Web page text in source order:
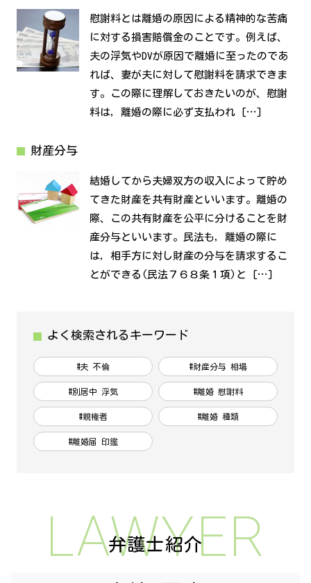
慰謝料とは離婚の原因による精神的な苦痛
に対する損害賠償金のことです。例えば、
夫の浮気やDVが原因で離婚に至ったのであ
れば、妻が夫に対して慰謝料を請求できま
す。この際に理解しておきたいのが、慰謝
料は，離婚の際に必ず支払われ […]
財産分与
結婚してから夫婦双方の収入によって貯め
てきた財産を共有財産といいます。離婚の
際、この共有財産を公平に分けることを財
産分与といいます。民法も，離婚の際に
は，相手方に対し財産の分与を請求するこ
とができる(民法７６８条１項)と […]
よく検索されるキーワード
#夫 不倫 #財産分与 相場
#別居中 浮気 #離婚 慰謝料
#親権者 #離婚 種類
#離婚届 印鑑
LAWYER
弁護士紹介